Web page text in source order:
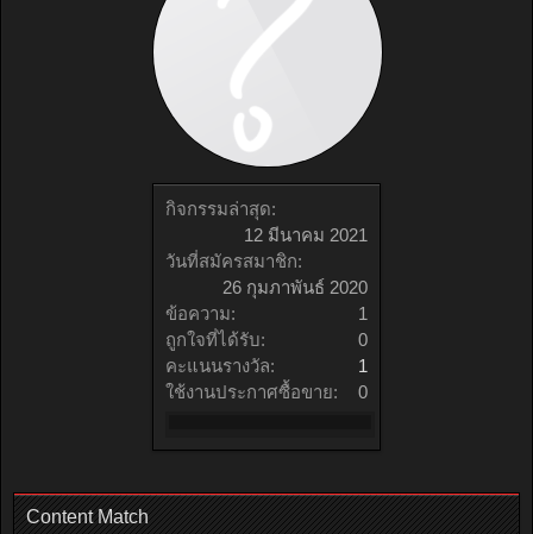
กิจกรรมล่าสุด:
12 มีนาคม 2021
วันที่สมัครสมาชิก:
26 กุมภาพันธ์ 2020
ข้อความ:
1
ถูกใจที่ได้รับ:
0
คะแนนรางวัล:
1
ใช้งานประกาศซื้อขาย:
0
Content Match